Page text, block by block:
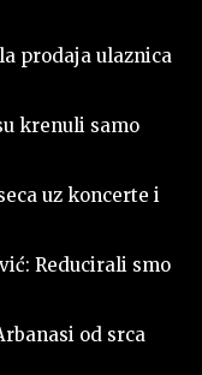
prodaja ulaznica
krenuli samo
uz koncerte i
Reducirali smo
od srca